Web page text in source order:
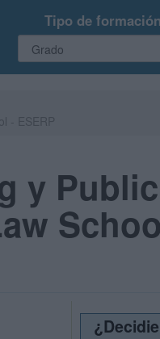
Tipo de
y